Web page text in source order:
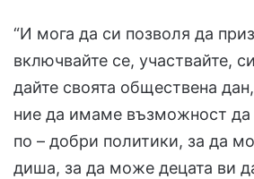
“И мога да си позволя да
включвайте се, участвайте,
дайте своята обществена
ние да имаме възможност да
по – добри политики, за да
диша, за да може децата ви